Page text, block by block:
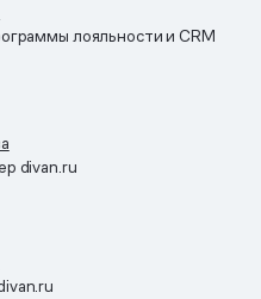
лояльности и CRM
divan.ru